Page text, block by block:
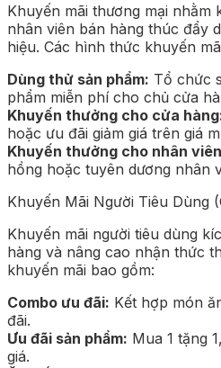
Khuyến mãi thương mại nhằm
nhân viên bán hàng thúc đẩy
hiệu. Các hình thức khuyến
Dùng thử sản phẩm: Tổ chức
phẩm miễn phí cho chủ cửa
Khuyến thưởng cho cửa
hoặc ưu đãi giảm giá trên giá
Khuyến thưởng cho nhân
hồng hoặc tuyên dương nhân
Khuyến Mãi Người Tiêu Dùng
Khuyến mãi người tiêu dùng
hàng và nâng cao nhận thức
khuyến mãi bao gồm:
Combo ưu đãi: Kết hợp món
đãi.
Ưu đãi sản phẩm: Mua 1 tặng
giá.